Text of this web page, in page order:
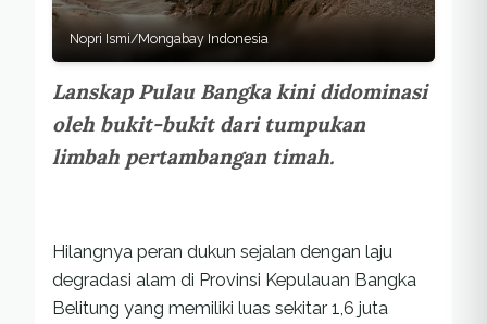
Nopri Ismi/Mongabay Indonesia
Lanskap Pulau Bangka kini didominasi
oleh bukit-bukit dari tumpukan
limbah pertambangan timah.
Hilangnya peran dukun sejalan dengan laju
degradasi alam di Provinsi Kepulauan Bangka
Belitung yang memiliki luas sekitar 1,6 juta